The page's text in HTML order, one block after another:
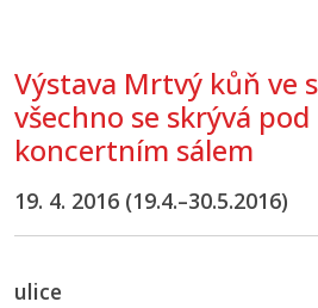
Výstava Mrtvý kůň ve
všechno se skrývá
koncertním sálem
19. 4. 2016 (19.4.–30.5.2016)
ulice